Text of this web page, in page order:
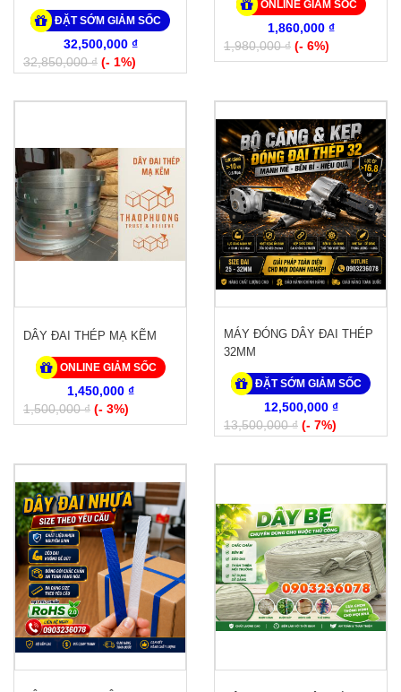
ĐẶT SỚM GIẢM SỐC
32,500,000 ₫
32,850,000 ₫ (- 1%)
ONLINE GIẢM SỐC
1,860,000 ₫
1,980,000 ₫ (- 6%)
DÂY ĐAI THÉP MẠ KẼM
ONLINE GIẢM SỐC
1,450,000 ₫
1,500,000 ₫ (- 3%)
MÁY ĐÓNG DÂY ĐAI THÉP
32MM
ĐẶT SỚM GIẢM SỐC
12,500,000 ₫
13,500,000 ₫ (- 7%)